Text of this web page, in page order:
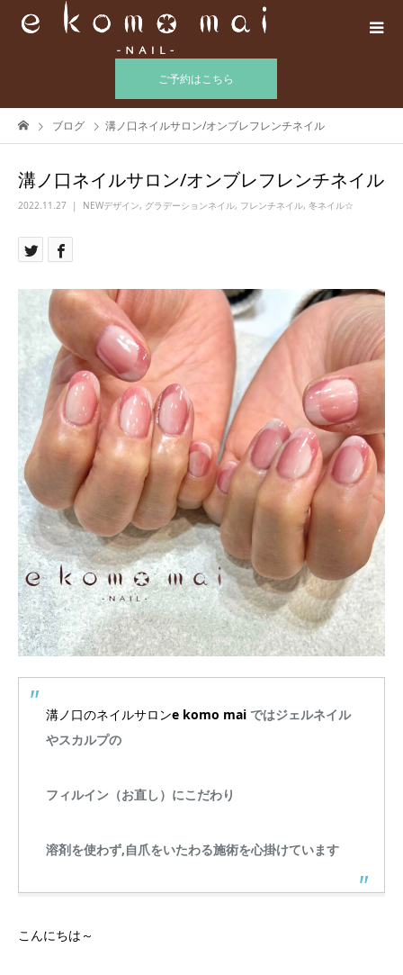
ご予約はこちら
ブログ 溝ノ口ネイルサロン/オンブレフレンチネイル
溝ノ口ネイルサロン/オンブレフレンチネイル
2022.11.27 NEWデザイン, グラデーションネイル, フレンチネイル, 冬ネイル☆
溝ノ口のネイルサロンe komo mai ではジェルネイル
やスカルプの
フィルイン（お直し）にこだわり
溶剤を使わず,自爪をいたわる施術を心掛けています
こんにちは～